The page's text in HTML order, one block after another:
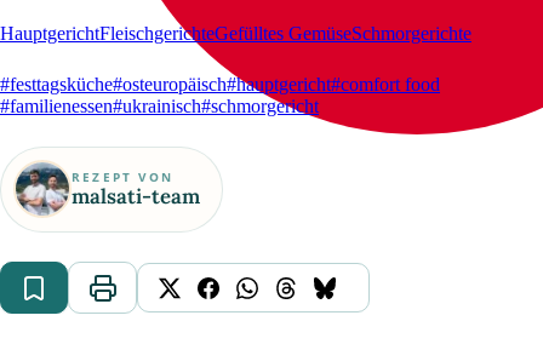
HauptgerichtFleischgerichteGefülltes GemüseSchmorgerichte
#festtagsküche#osteuropäisch#hauptgericht#comfort food
#familienessen#ukrainisch#schmorgericht
REZEPT VON
malsati-team